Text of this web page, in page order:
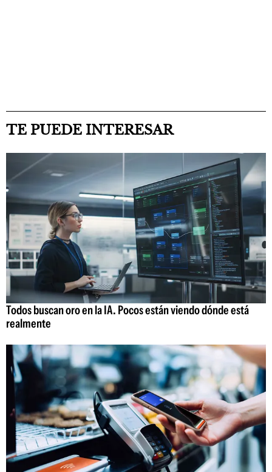
TE PUEDE INTERESAR
Todos buscan oro en la IA. Pocos están viendo dónde está
realmente